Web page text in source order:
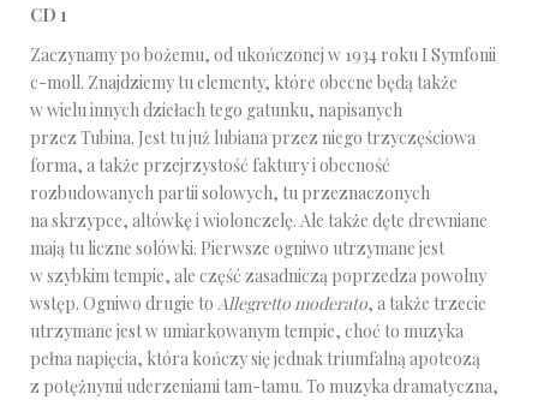
CD 1
Zaczynamy po bożemu, od ukończonej w 1934 roku I Symfonii
c-moll. Znajdziemy tu elementy, które obecne będą także
w wielu innych dziełach tego gatunku, napisanych
przez Tubina. Jest tu już lubiana przez niego trzyczęściowa
forma, a także przejrzystość faktury i obecność
rozbudowanych partii solowych, tu przeznaczonych
na skrzypce, altówkę i wiolonczelę. Ale także dęte drewniane
mają tu liczne solówki. Pierwsze ogniwo utrzymane jest
w szybkim tempie, ale część zasadniczą poprzedza powolny
wstęp. Ogniwo drugie to Allegretto moderato, a także trzecie
utrzymane jest w umiarkowanym tempie, choć to muzyka
pełna napięcia, która kończy się jednak triumfalną apoteozą
z potężnymi uderzeniami tam-tamu. To muzyka dramatyczna,